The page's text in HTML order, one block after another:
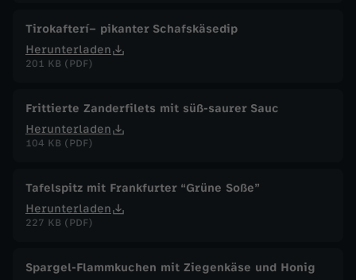
Tirokafterí– pikanter Schafskäsedip
Herunterladen
201 KB (PDF)
Frittierte Zanderfilets mit süß-saurer Sauc
Herunterladen
104 KB (PDF)
Tafelspitz mit Frankfurter “Grüne Soße”
Herunterladen
227 KB (PDF)
Spargel-Flammkuchen mit Ziegenkäse und Honig